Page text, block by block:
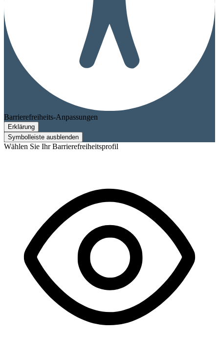
Barrierefreiheits-Anpassungen
Erklärung
Symbolleiste ausblenden
Wählen Sie Ihr Barrierefreiheitsprofil